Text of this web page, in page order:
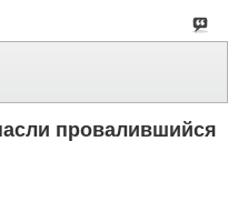
провалившийся